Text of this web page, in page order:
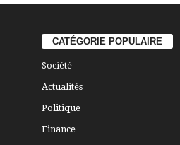
CATÉGORIE POPULAIRE
Société
Actualités
Politique
Finance